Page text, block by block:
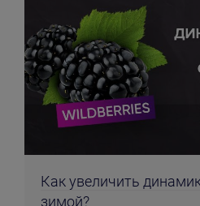
Как увеличить
зимой?